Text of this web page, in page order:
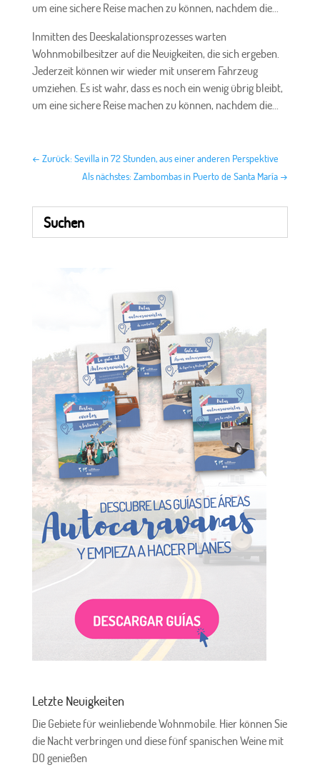
um eine sichere Reise machen zu können, nachdem die...
Inmitten des Deeskalationsprozesses warten
Wohnmobilbesitzer auf die Neuigkeiten, die sich ergeben.
Jederzeit können wir wieder mit unserem Fahrzeug
umziehen. Es ist wahr, dass es noch ein wenig übrig bleibt,
um eine sichere Reise machen zu können, nachdem die...
← Zurück: Sevilla in 72 Stunden, aus einer anderen Perspektive
Als nächstes: Zambombas in Puerto de Santa María →
Letzte Neuigkeiten
Die Gebiete für weinliebende Wohnmobile. Hier können Sie
die Nacht verbringen und diese fünf spanischen Weine mit
DO genießen